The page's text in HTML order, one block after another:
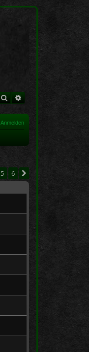
Suche Erweiterte Suche
Anmelden
5 6